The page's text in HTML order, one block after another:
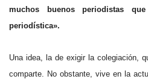
muchos buenos periodistas
periodística».
Una idea, la de exigir la colegiación,
comparte. No obstante, vive en la